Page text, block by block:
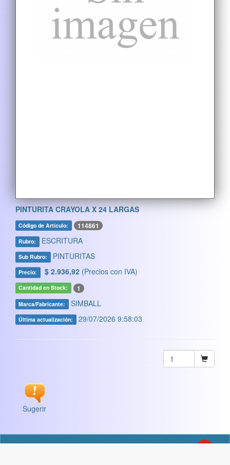
PINTURITA CRAYOLA X 24 LARGAS
Código de Artículo: 114861
Rubro: ESCRITURA
Sub Rubro: PINTURITAS
Precio: $ 2.936,92 (Precios con IVA)
Cantidad en Stock: 1
Marca/Fabricante: SIMBALL
Última actualización: 29/07/2026 9:58:03
Sugerir